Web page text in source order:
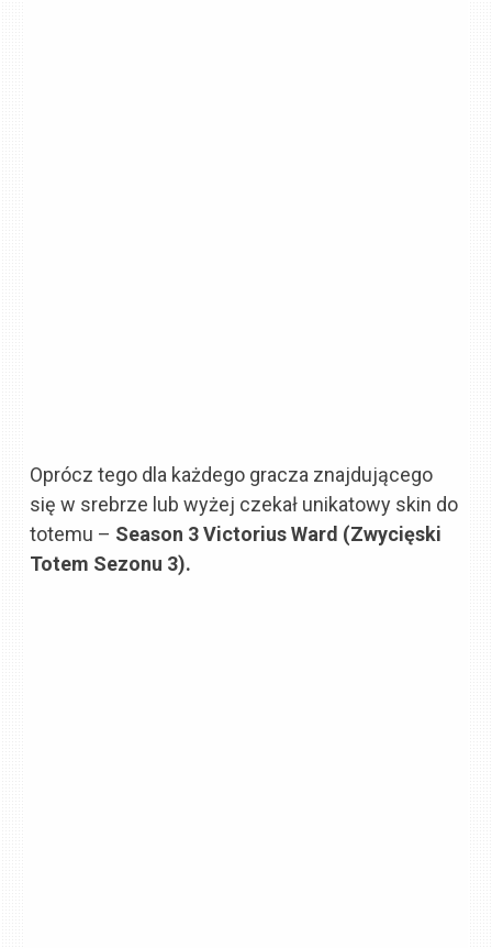
Oprócz tego dla każdego gracza znajdującego
się w srebrze lub wyżej czekał unikatowy skin do
totemu – Season 3 Victorius Ward (Zwycięski
Totem Sezonu 3).